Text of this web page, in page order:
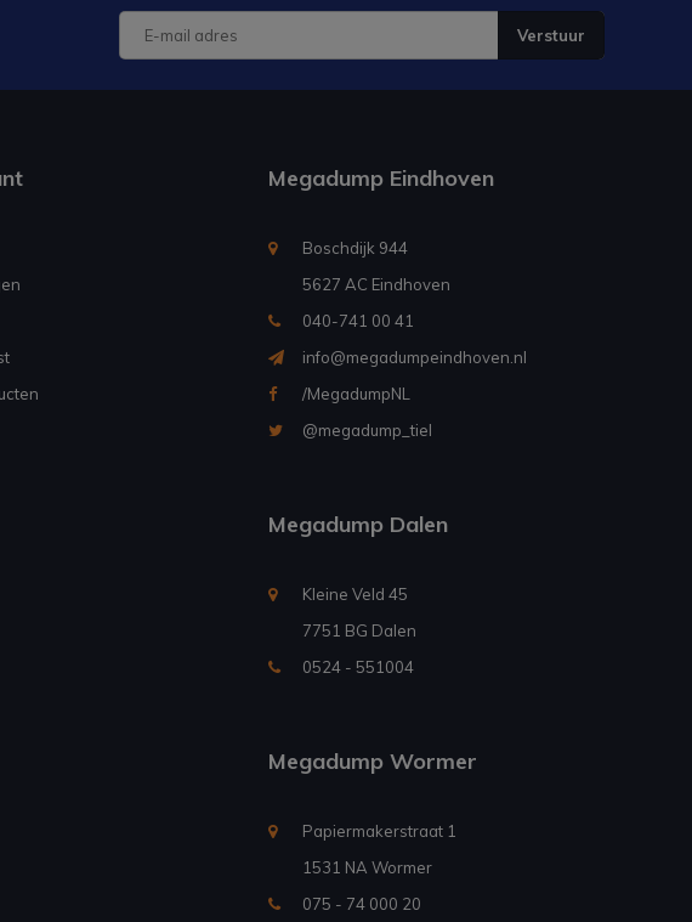
Verstuur
Megadump Eindhoven
Boschdijk 944
5627 AC Eindhoven
040-741 00 41
info@megadumpeindhoven.nl
/MegadumpNL
@megadump_tiel
Megadump Dalen
Kleine Veld 45
7751 BG Dalen
0524 - 551004
Megadump Wormer
Papiermakerstraat 1
1531 NA Wormer
075 - 74 000 20